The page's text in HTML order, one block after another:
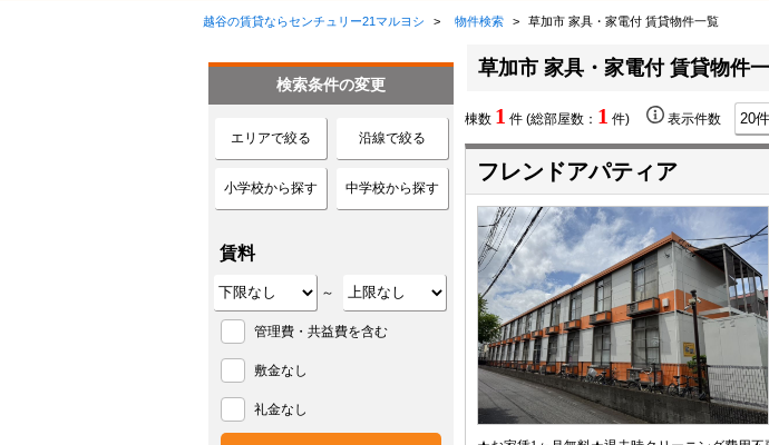
越谷の賃貸ならセンチュリー21マルヨシ > 物件検索 > 草加市 家具・家電付 賃貸物件一覧
草加市 家具・家電付 賃貸物件
棟数 1 件 (総部屋数： 1 件) 表示件数
フレンドアパティア
検索条件の変更
エリアで絞る 沿線で絞る
小学校から探す 中学校から探す
賃料
～
管理費・共益費を含む
敷金なし
礼金なし